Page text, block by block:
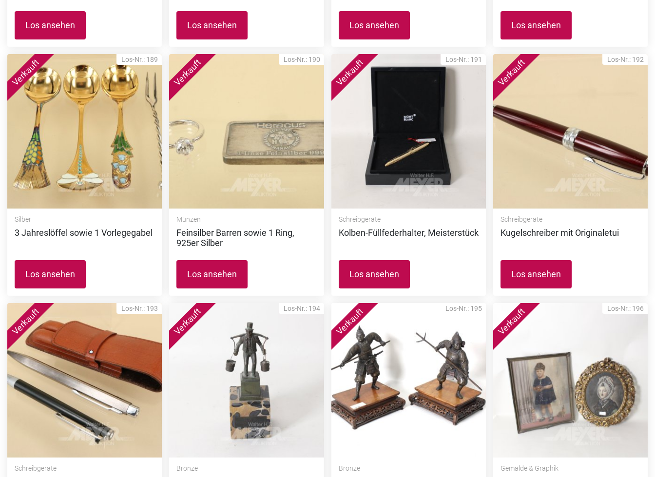
Los ansehen Los ansehen Los ansehen Los ansehen
Los-Nr.: 189
Silber
3 Jahreslöffel sowie 1 Vorlegegabel
Los ansehen
Los-Nr.: 190
Münzen
Feinsilber Barren sowie 1 Ring,
925er Silber
Los ansehen
Los-Nr.: 191
Schreibgeräte
Kolben-Füllfederhalter, Meisterstück
Los ansehen
Los-Nr.: 192
Schreibgeräte
Kugelschreiber mit Originaletui
Los ansehen
Los-Nr.: 193
Schreibgeräte
Los-Nr.: 194
Bronze
Los-Nr.: 195
Bronze
Los-Nr.: 196
Gemälde & Graphik